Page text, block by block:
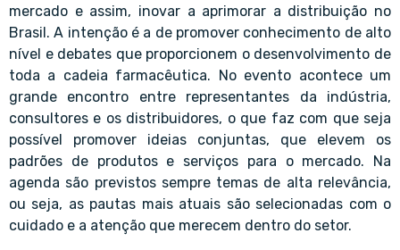
mercado e assim, inovar a aprimorar a distribuição no
Brasil. A intenção é a de promover conhecimento de alto
nível e debates que proporcionem o desenvolvimento de
toda a cadeia farmacêutica. No evento acontece um
grande encontro entre representantes da indústria,
consultores e os distribuidores, o que faz com que seja
possível promover ideias conjuntas, que elevem os
padrões de produtos e serviços para o mercado. Na
agenda são previstos sempre temas de alta relevância,
ou seja, as pautas mais atuais são selecionadas com o
cuidado e a atenção que merecem dentro do setor.